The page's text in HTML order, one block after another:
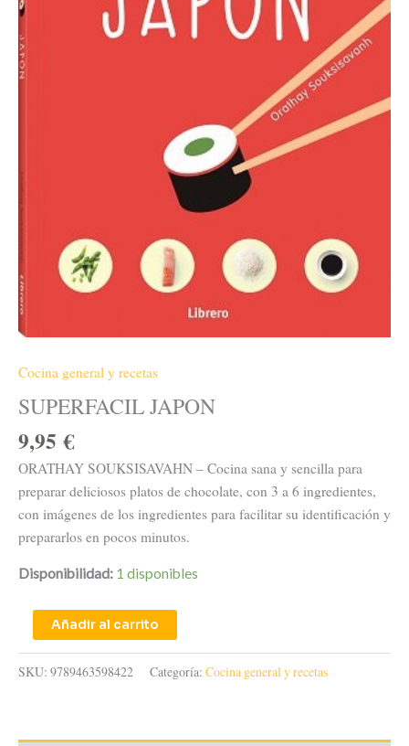
Cocina general y recetas
SUPERFACIL JAPON
9,95€
ORATHAY SOUKSISAVAHN – Cocina sana y sencilla para
preparar deliciosos platos de chocolate, con 3 a 6 ingredientes,
con imágenes de los ingredientes para facilitar su identificación y
prepararlos en pocos minutos.
Disponibilidad: 1 disponibles
Añadir al carrito
SKU: 9789463598422 Categoría: Cocina general y recetas